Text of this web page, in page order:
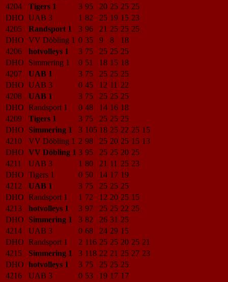
4204
Tigers 1 3 95 20 25 25 25
DHO UAB 3 1 82 25 19 15 23
4205
Randsport 1 3 96 21 25 25 25
DHO VV Döbling 1 0 35 9 8
18
4206
hotvolleys 1 3 75 25 25 25
DHO
Simmering 1 0 51 18 15 18
4207
UAB 1 3 75 25 25 25
DHO UAB 3 0 45 12 11 22
4208
UAB 1 3 75 25 25 25
DHO Randsport 1 0 48 14 16 18
4209
Tigers 1 3 75 25 25 25
DHO
Simmering 1 3 105 18 25 22 25 15
4210
VV Döbling 1 2 98 25 20 25 15 13
DHO VV Döbling 1 3 95 25 25 20 25
4211
UAB 3 1 80 21 11 25 23
DHO Tigers 1 0 50 14 17 19
4212
UAB 1 3 75 25 25 25
DHO Randsport 1 1 72 12 20 25 15
4213
hotvolleys 1 3 97 25 25 22 25
DHO
Simmering 1 3 82 26 31 25
4214
UAB 3 0 68 24 29 15
DHO Randsport 1 2 116 25 25 20 25 21
4215
Simmering 1 3 118 22 21 25 27 23
DHO hotvolleys 1 3 75 25 25 25
4216
UAB 3 0 53 19 17 17